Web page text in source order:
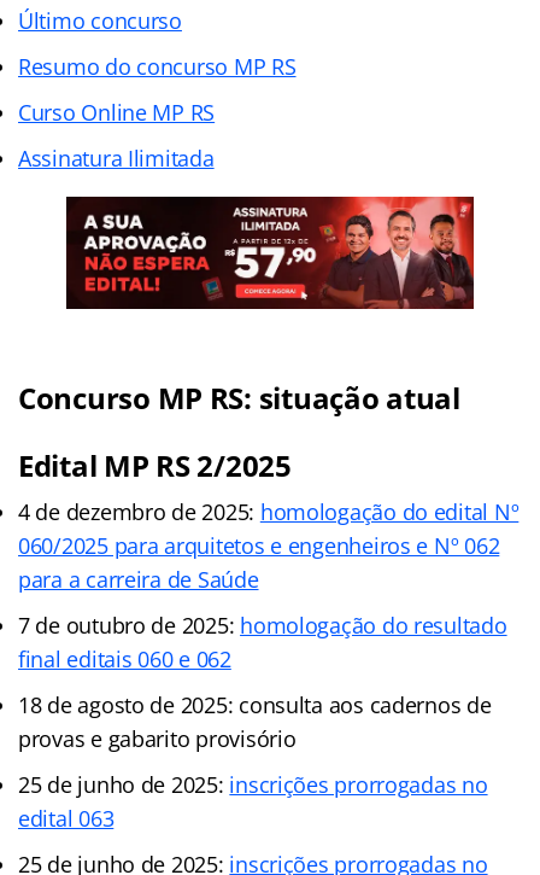
Último concurso
Resumo do concurso MP RS
Curso Online MP RS
Assinatura Ilimitada
Concurso MP RS: situação atual
Edital MP RS 2/2025
4 de dezembro de 2025: homologação do edital Nº
060/2025 para arquitetos e engenheiros e Nº 062
para a carreira de Saúde
7 de outubro de 2025: homologação do resultado
final editais 060 e 062
18 de agosto de 2025: consulta aos cadernos de
provas e gabarito provisório
25 de junho de 2025: inscrições prorrogadas no
edital 063
25 de junho de 2025: inscrições prorrogadas no